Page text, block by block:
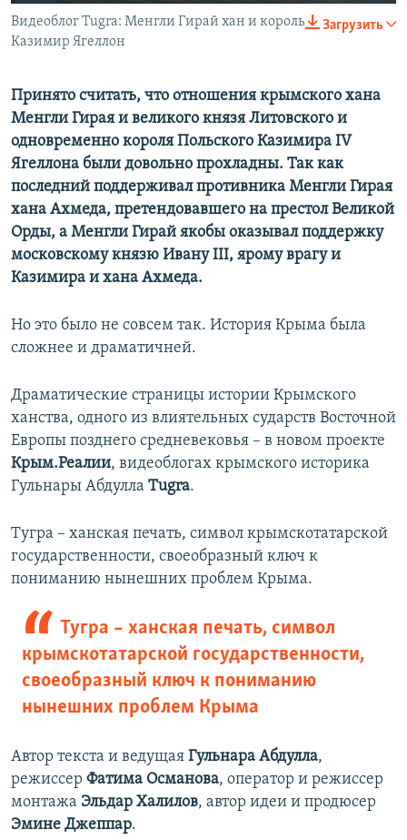
Все сайты RFE/RL
Загрузить
Видеоблог Tugra: Менгли Гирай хан и король
Казимир Ягеллон
Принято считать, что отношения крымского хана
Менгли Гирая и великого князя Литовского и
одновременно короля Польского Казимира IV
Ягеллона были довольно прохладны. Так как
последний поддерживал противника Менгли Гирая
хана Ахмеда, претендовавшего на престол Великой
Орды, а Менгли Гирай якобы оказывал поддержку
московскому князю Ивану III, ярому врагу и
Казимира и хана Ахмеда.
Но это было не совсем так. История Крыма была
сложнее и драматичней.
Драматические страницы истории Крымского
ханства, одного из влиятельных сударств Восточной
Европы позднего средневековья – в новом проекте
Крым.Реалии, видеоблогах крымского историка
Гульнары Абдулла Tugra.
Тугра – ханская печать, символ крымскотатарской
государственности, своеобразный ключ к
пониманию нынешних проблем Крыма.
Тугра – ханская печать, символ
крымскотатарской государственности,
своеобразный ключ к пониманию
нынешних проблем Крыма
Автор текста и ведущая Гульнара Абдулла,
режиссер Фатима Османова, оператор и режиссер
монтажа Эльдар Халилов, автор идеи и продюсер
Эмине Джеппар.